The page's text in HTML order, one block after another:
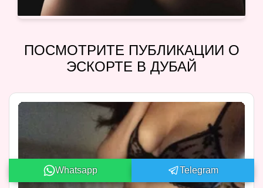
ПОСМОТРИТЕ ПУБЛИКАЦИИ О
ЭСКОРТЕ В ДУБАЙ
Whatsapp Telegram